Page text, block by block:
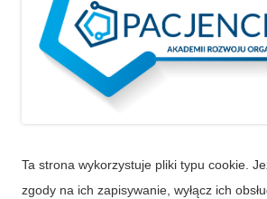
Ta strona wykorzystuje pliki typu cookie.
zgody na ich zapisywanie, wyłącz ich